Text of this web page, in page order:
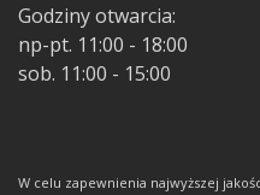
Godziny otwarcia:
np-pt. 11:00 - 18:00
sob. 11:00 - 15:00
W celu zapewnienia najwyższej